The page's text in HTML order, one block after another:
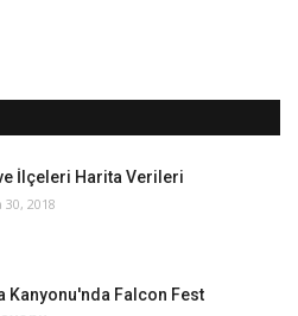
İlçeleri Harita Verileri
30, 2018
Kanyonu'nda Falcon Fest